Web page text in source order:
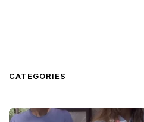
CATEGORIES